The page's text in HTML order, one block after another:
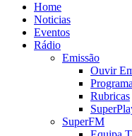
Home
Noticias
Eventos
Rádio
Emissão
Ouvir
Rubricas
SuperFM